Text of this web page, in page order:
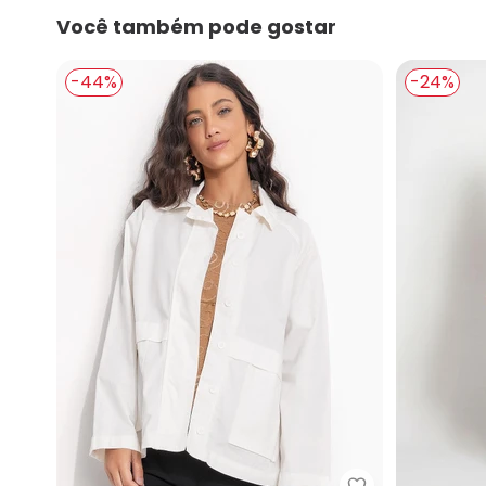
Você também pode gostar
-44% -24%